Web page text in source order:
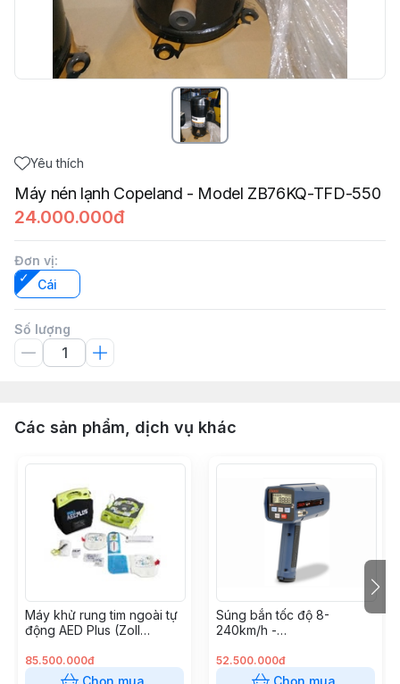
Yêu thích
Máy nén lạnh Copeland - Model ZB76KQ-TFD-550
24.000.000đ
Đơn vị:
Cái
Số lượng
Các sản phẩm, dịch vụ khác
Máy khử rung tim ngoài tự
động AED Plus (Zoll
85.500.000đ
Chọn mua
Súng bắn tốc độ 8-
240km/h -
52.500.000đ
Chọn mua